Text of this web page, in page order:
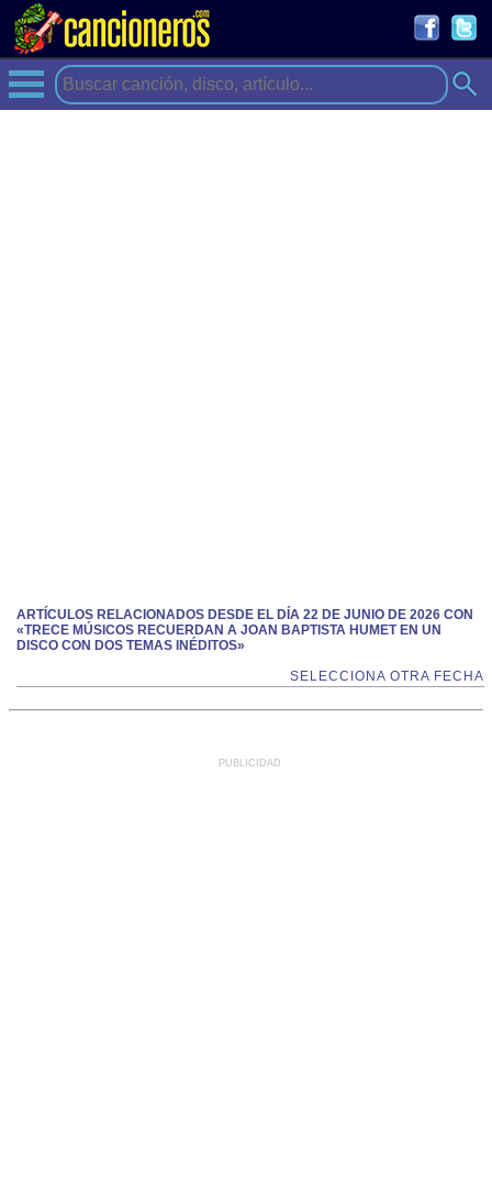
ARTÍCULOS RELACIONADOS DESDE EL DÍA 22 DE JUNIO DE 2026 CON
«TRECE MÚSICOS RECUERDAN A JOAN BAPTISTA HUMET EN UN
DISCO CON DOS TEMAS INÉDITOS»
SELECCIONA OTRA FECHA
PUBLICIDAD